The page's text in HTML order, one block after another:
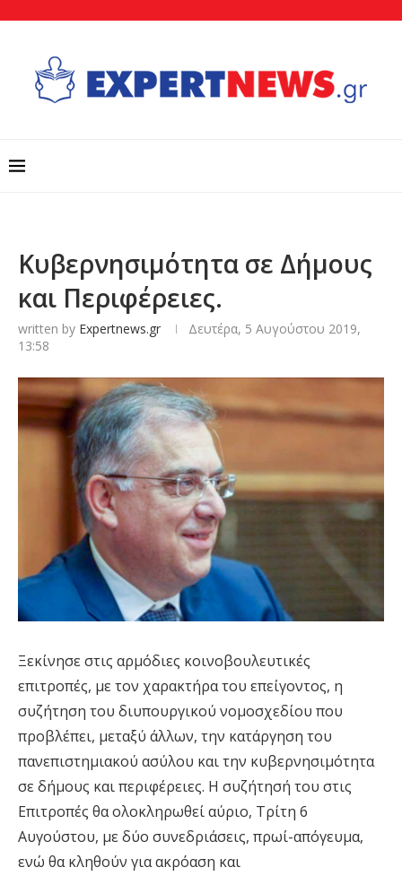
Κυβερνησιμότητα σε Δήμους
και Περιφέρειες.
written by Expertnews.gr
Δευτέρα, 5 Αυγούστου 2019,
13:58
Ξεκίνησε στις αρμόδιες κοινοβουλευτικές
επιτροπές, με τον χαρακτήρα του επείγοντος, η
συζήτηση του διυπουργικού νομοσχεδίου που
προβλέπει, μεταξύ άλλων, την κατάργηση του
πανεπιστημιακού ασύλου και την κυβερνησιμότητα
σε δήμους και περιφέρειες. Η συζήτησή του στις
Επιτροπές θα ολοκληρωθεί αύριο, Τρίτη 6
Αυγούστου, με δύο συνεδριάσεις, πρωί-απόγευμα,
ενώ θα κληθούν για ακρόαση και